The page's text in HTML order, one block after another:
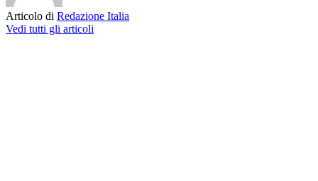
Articolo di Redazione Italia
Vedi tutti gli articoli